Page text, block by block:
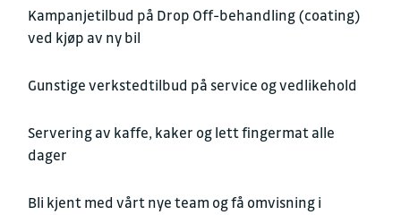
Kampanjetilbud på Drop Off-behandling (coating)
ved kjøp av ny bil
Gunstige verkstedtilbud på service og vedlikehold
Servering av kaffe, kaker og lett fingermat alle
dager
Bli kjent med vårt nye team og få omvisning i